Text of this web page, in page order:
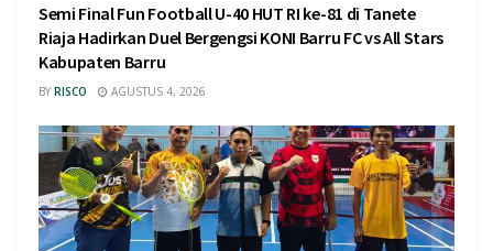
Semi Final Fun Football U-40 HUT RI ke-81 di Tanete
Riaja Hadirkan Duel Bergengsi KONI Barru FC vs All Stars
Kabupaten Barru
BY RISCO AGUSTUS 4, 2026